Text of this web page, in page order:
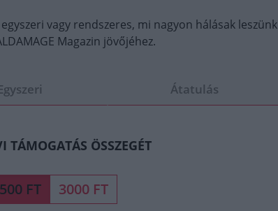
vagy rendszeres, mi nagyon hálásak leszünk
Magazin jövőjéhez.
Átatulás
TÁMOGATÁS ÖSSZEGÉT
FT 3000 FT